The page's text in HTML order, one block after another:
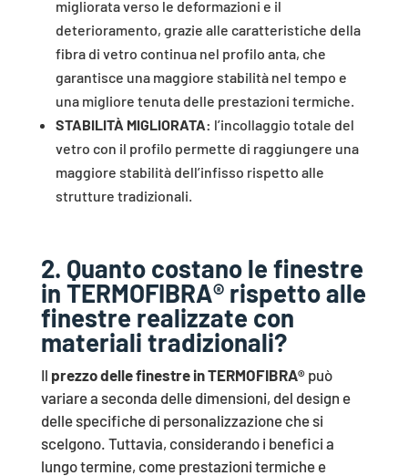
migliorata verso le deformazioni e il
deterioramento, grazie alle caratteristiche della
fibra di vetro continua nel profilo anta, che
garantisce una maggiore stabilità nel tempo e
una migliore tenuta delle prestazioni termiche.
STABILITÀ MIGLIORATA: l’incollaggio totale del
vetro con il profilo permette di raggiungere una
maggiore stabilità dell’infisso rispetto alle
strutture tradizionali.
2. Quanto costano le finestre
in TERMOFIBRA® rispetto alle
finestre realizzate con
materiali tradizionali?
Il prezzo delle finestre in TERMOFIBRA®può
variare a seconda delle dimensioni, del design e
delle specifiche di personalizzazione che si
scelgono. Tuttavia, considerando i benefici a
lungo termine, come prestazioni termiche e